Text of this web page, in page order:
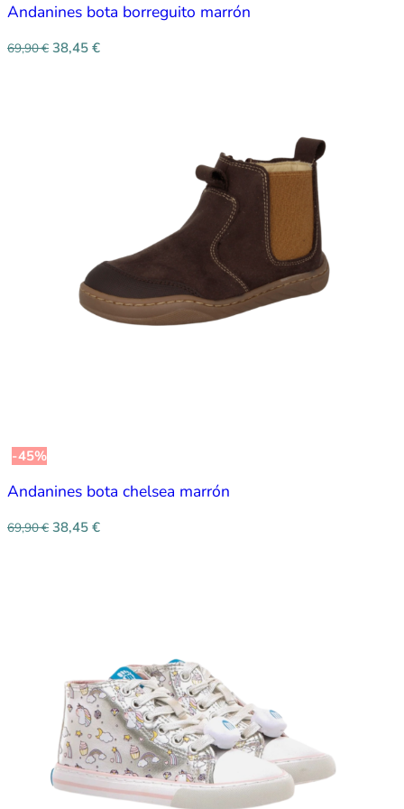
Andanines bota borreguito marrón
69,90€ 38,45 €
-45%
Andanines bota chelsea marrón
69,90€ 38,45 €